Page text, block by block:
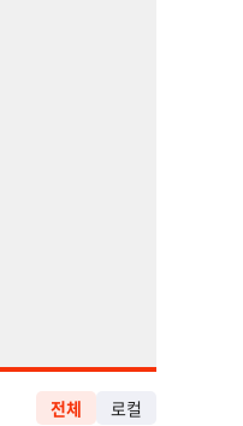
전체 로컬